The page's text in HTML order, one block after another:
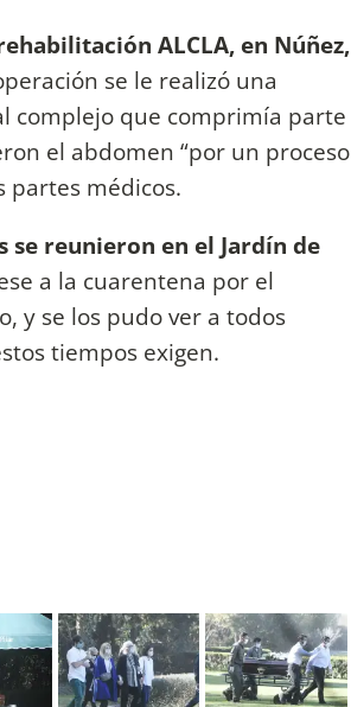
ALCLA, en Núñez,
se le realizó una
complejo que comprimía parte
el abdomen “por un proceso
partes médicos.
reunieron en el Jardín de
a la cuarentena por el
y se los pudo ver a todos
tiempos exigen.